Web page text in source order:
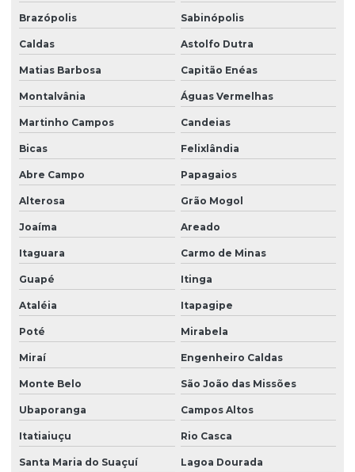
Brazópolis Sabinópolis
Caldas Astolfo Dutra
Matias Barbosa Capitão Enéas
Montalvânia Águas Vermelhas
Martinho Campos Candeias
Bicas Felixlândia
Abre Campo Papagaios
Alterosa Grão Mogol
Joaíma Areado
Itaguara Carmo de Minas
Guapé Itinga
Ataléia Itapagipe
Poté Mirabela
Miraí Engenheiro Caldas
Monte Belo São João das Missões
Ubaporanga Campos Altos
Itatiaiuçu Rio Casca
Santa Maria do Suaçuí Lagoa Dourada